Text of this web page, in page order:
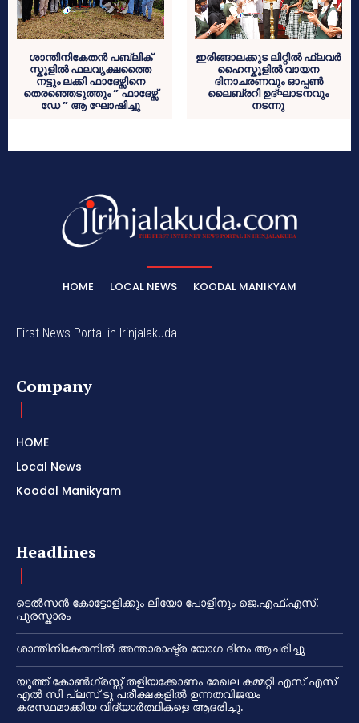
ശാന്തിനികേതൻ പബ്ലിക്
സ്കൂളിൽ ഫലവൃക്ഷത്തൈ
നട്ടും ലക്കി ഫാദേഴ്സിനെ
തെരഞ്ഞെടുത്തും ” ഫാദേഴ്സ്
ഡേ ” ആ ഘോഷിച്ചു
ഇരിങ്ങാലക്കുട ലിറ്റിൽ ഫ്ലവർ
ഹൈസ്കൂളിൽ വായന
ദിനാചരണവും ഓപ്പൺ
ലൈബ്രറി ഉദ്ഘാടനവും
നടന്നു
HOME LOCAL NEWS KOODAL MANIKYAM
First News Portal in Irinjalakuda.
Company
HOME
Local News
Koodal Manikyam
Headlines
ടെൽസൻ കോട്ടോളിക്കും ലിയോ പോളിനും ജെ.എഫ്.എസ്.
പുരസ്കാരം
ശാന്തിനികേതനിൽ അന്താരാഷ്ട്ര യോഗ ദിനം ആചരിച്ചു
യൂത്ത് കോൺഗ്രസ്സ് തളിയക്കോണം മേഖല കമ്മറ്റി എസ് എസ്
എൽ സി പ്ലസ് ടു പരീക്ഷകളിൽ ഉന്നതവിജയം
കരസ്ഥമാക്കിയ വിദ്യാർത്ഥികളെ ആദരിച്ചു.